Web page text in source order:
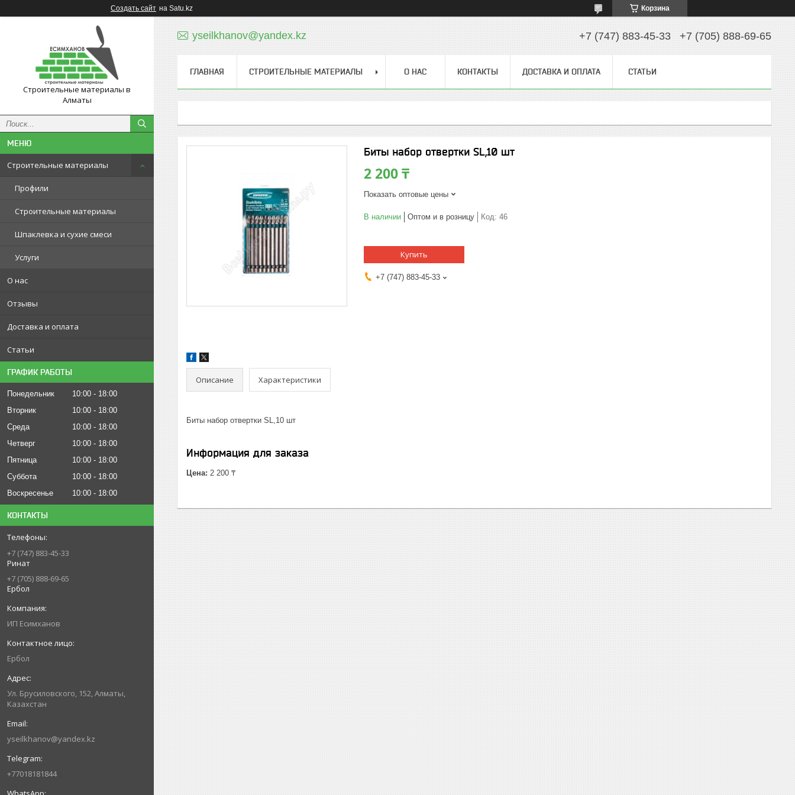
Создать сайт на Satu.kz Корзина
Строительные материалы в
Алматы
Строительные материалы
Профили
Строительные материалы
Шпаклевка и сухие смеси
Услуги
О нас
Отзывы
Доставка и оплата
Статьи
ГРАФИК РАБОТЫ
Понедельник 10:00
18:00
Вторник
10:00
18:00
Среда
10:00
18:00
Четверг
10:00
18:00
Пятница
10:00
18:00
Суббота
10:00
18:00
Воскресенье
10:00 18:00
КОНТАКТЫ
+7 (747) 883-45-33
Ринат
+7 (705) 888-69-65
Ербол
ИП Есимxанов
Ербол
Ул. Брусиловского, 152, Алматы,
Казахстан
yseilkhanov@yandex.kz
+77018181844
yseilkhanov@yandex.kz +7 (747) 883-45-33 +7 (705) 888-69-65
ГЛАВНАЯ СТРОИТЕЛЬНЫЕ МАТЕРИАЛЫ О НАС КОНТАКТЫ ДОСТАВКА И ОПЛАТА СТАТЬИ
Биты набор отвертки SL,10 шт
2 200 ₸
Показать оптовые цены
В наличии Оптом и в розницу Код: 46
Купить
+7 (747) 883-45-33
Описание Характеристики
Биты набор отвертки SL,10 шт
Информация для заказа
Цена: 2 200 ₸